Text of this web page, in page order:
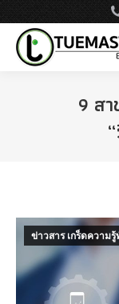
9 ส
ข่าวสาร เกร็ดความรู้